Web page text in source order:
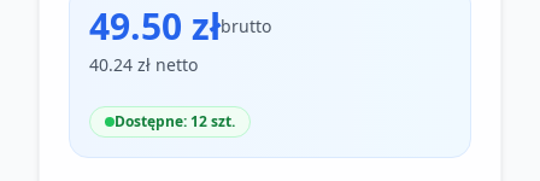
49.50 złbrutto
40.24 zł netto
Dostępne: 12 szt.